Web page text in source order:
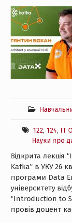
122, 124, ІТ
Науки про
Відкрита
Kafka” в УКУ 26
програми Data
університету
“Introduction to
провів доцент